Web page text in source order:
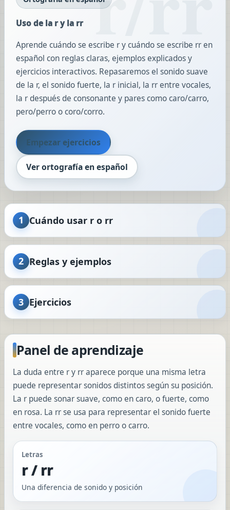
R
la
Uso de la r y la rr
Aprende cuándo se escribe r y cuándo se escribe rr en
español con reglas claras, ejemplos explicados y
ejercicios interactivos. Repasaremos el sonido suave
de la r, el sonido fuerte, la r inicial, la rr entre vocales,
la r después de consonante y pares como caro/carro,
pero/perro o coro/corro.
Empezar ejercicios
Ver ortografía en español
1 Cuándo usar r o rr
2 Reglas y ejemplos
3 Ejercicios
Panel de aprendizaje
La duda entre r y rr aparece porque una misma letra
puede representar sonidos distintos según su posición.
La r puede sonar suave, como en caro, o fuerte, como
en rosa. La rr se usa para representar el sonido fuerte
entre vocales, como en perro o carro.
Letras
r / rr
Una diferencia de sonido y posición